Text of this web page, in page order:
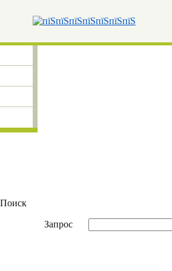
Поиск
Запрос